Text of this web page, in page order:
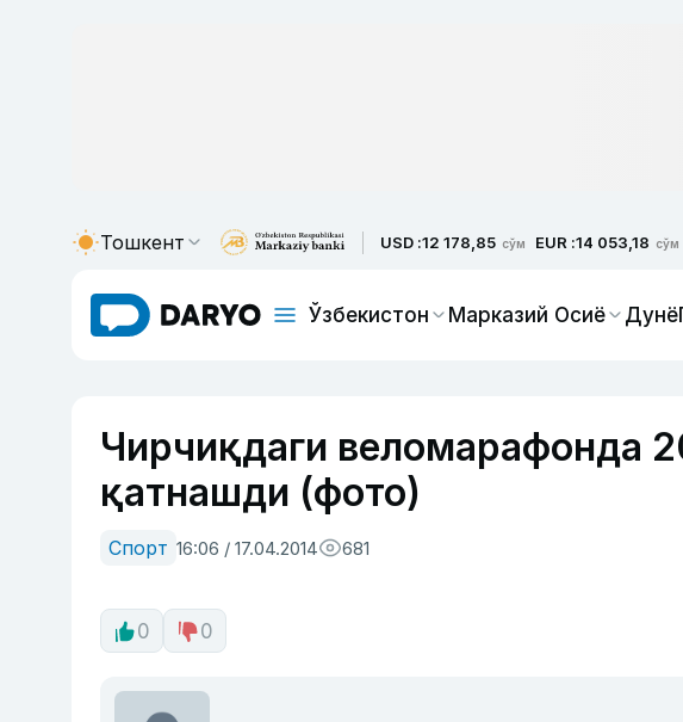
Тошкент USD :12 178,85 сўм EUR :14 053,18 сўм
Ўзбекистон Марказий Осиё Дунё
Чирчиқдаги веломарафонда
қатнашди (фото)
Спорт 16:06 / 17.04.2014 681
0 0